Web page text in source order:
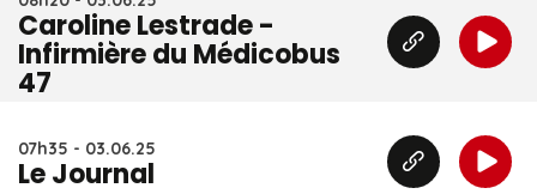
Caroline Lestrade -
Infirmière du Médicobus
47
07h35 - 03.06.25
Le Journal